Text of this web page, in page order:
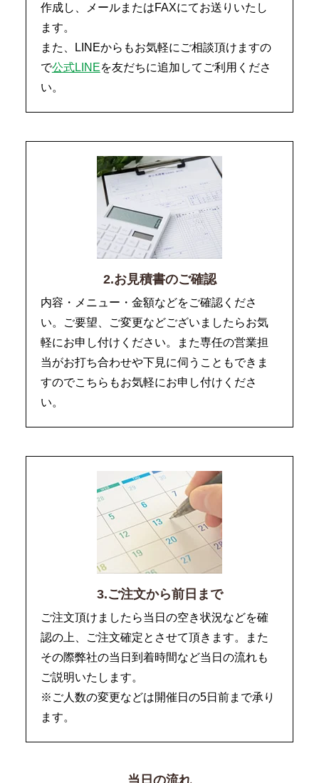
作成し、メールまたはFAXにてお送りいたし
ます。
また、LINEからもお気軽にご相談頂けますの
で公式LINEを友だちに追加してご利用くださ
い。
2.お見積書のご確認
内容・メニュー・金額などをご確認くださ
い。ご要望、ご変更などございましたらお気
軽にお申し付けください。また専任の営業担
当がお打ち合わせや下見に伺うこともできま
すのでこちらもお気軽にお申し付けくださ
い。
3.ご注文から前日まで
ご注文頂けましたら当日の空き状況などを確
認の上、ご注文確定とさせて頂きます。また
その際弊社の当日到着時間など当日の流れも
ご説明いたします。
※ご人数の変更などは開催日の5日前まで承り
ます。
当日の流れ